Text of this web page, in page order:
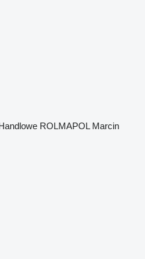
ROLMAPOL Marcin